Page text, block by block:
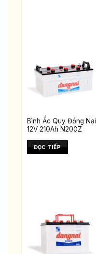
Bình Ắc Quy Đồng Nai
12V 210Ah N200Z
ĐỌC TIẾP